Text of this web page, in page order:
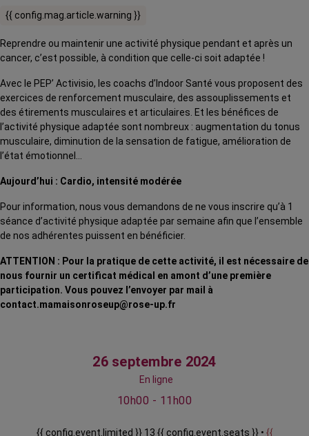
{{ config.mag.article.warning }}
Reprendre ou maintenir une activité physique pendant et après un
cancer, c’est possible, à condition que celle-ci soit adaptée !
Avec le PEP’ Activisio, les coachs d’Indoor Santé vous proposent des
exercices de renforcement musculaire, des assouplissements et
des étirements musculaires et articulaires. Et les bénéfices de
l’activité physique adaptée sont nombreux : augmentation du tonus
musculaire, diminution de la sensation de fatigue, amélioration de
l’état émotionnel…
Aujourd’hui : Cardio, intensité modérée
Pour information, nous vous demandons de ne vous inscrire qu’à 1
séance d’activité physique adaptée par semaine afin que l’ensemble
de nos adhérentes puissent en bénéficier.
ATTENTION : Pour la pratique de cette activité, il est nécessaire de
nous fournir un certificat médical en amont d’une première
participation. Vous pouvez l’envoyer par mail à
contact.mamaisonroseup@rose-up.fr
26 septembre 2024
En ligne
10h00 - 11h00
{{ config.event.limited }} 13 {{ config.event.seats }} • {{